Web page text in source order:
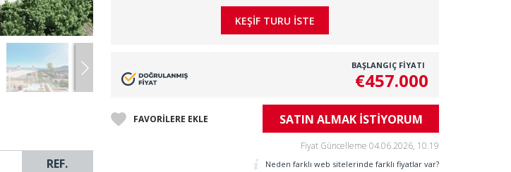
REF.
BAŞLANGIÇ FİYATI
€457.000
FAVORİLERE EKLE SATIN ALMAK İSTİYORUM
Fiyat Güncelleme 04.06.2026, 10.19
Neden farklı web sitelerinde farklı fiyatlar var?